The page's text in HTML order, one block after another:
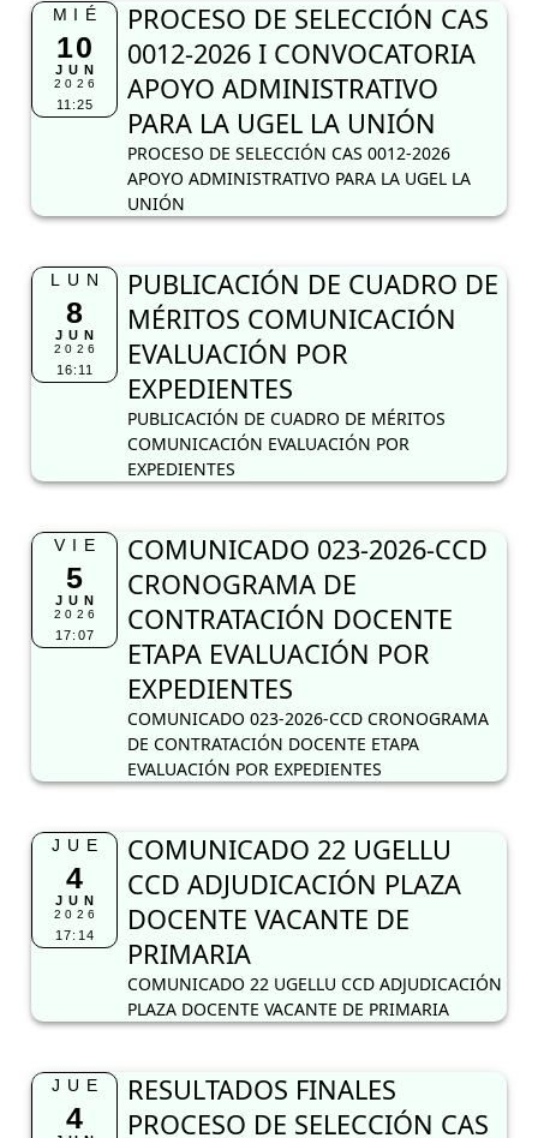
MIÉ
10
JUN
2026
11:25
PROCESO DE SELECCIÓN CAS
0012-2026 I CONVOCATORIA
APOYO ADMINISTRATIVO
PARA LA UGEL LA UNIÓN
PROCESO DE SELECCIÓN CAS 0012-2026
APOYO ADMINISTRATIVO PARA LA UGEL LA
UNIÓN
LUN
8
JUN
2026
16:11
PUBLICACIÓN DE CUADRO DE
MÉRITOS COMUNICACIÓN
EVALUACIÓN POR
EXPEDIENTES
PUBLICACIÓN DE CUADRO DE MÉRITOS
COMUNICACIÓN EVALUACIÓN POR
EXPEDIENTES
VIE
5
JUN
2026
17:07
COMUNICADO 023-2026-CCD
CRONOGRAMA DE
CONTRATACIÓN DOCENTE
ETAPA EVALUACIÓN POR
EXPEDIENTES
COMUNICADO 023-2026-CCD CRONOGRAMA
DE CONTRATACIÓN DOCENTE ETAPA
EVALUACIÓN POR EXPEDIENTES
JUE
4
JUN
2026
17:14
COMUNICADO 22 UGELLU
CCD ADJUDICACIÓN PLAZA
DOCENTE VACANTE DE
PRIMARIA
COMUNICADO 22 UGELLU CCD ADJUDICACIÓN
PLAZA DOCENTE VACANTE DE PRIMARIA
JUE
4
RESULTADOS FINALES
PROCESO DE SELECCIÓN CAS